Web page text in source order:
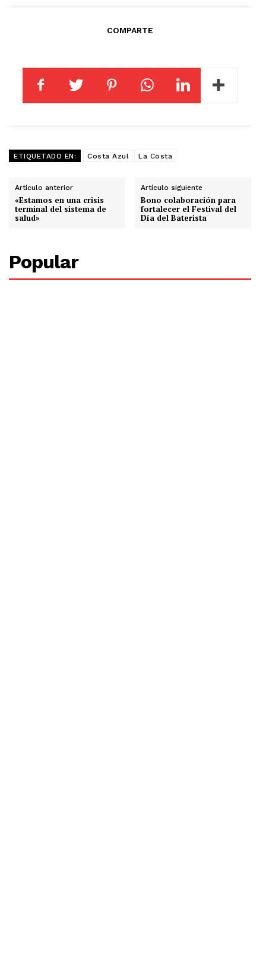
COMPARTE
ETIQUETADO EN: Costa Azul La Costa
Artículo anterior
«Estamos en una crisis
terminal del sistema de
salud»
Artículo siguiente
Bono colaboración para
fortalecer el Festival del
Día del Baterista
Popular